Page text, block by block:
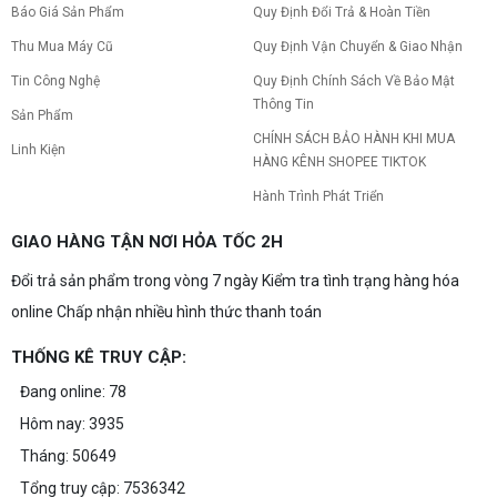
nhân và Cách khắc phục
máy giật lag, giảm tuổi thọ? Tìm hiểu ngay
hoạt động êm ái.
CPU AMD Ryzen 7 7700X3D full box mới
ra mắt: Nhanh, Mạnh, Giá tốt
CPU AMD Ryzen 7 7700X3D chính thức ra mắt
hiệu năng chơi game vượt trội. Khám phá chi tiết
10 Nguyên nhân khiến PC gaming bị tụt
PC gaming bị tụt FPS sau một thời gian? Tìm hiểu
và cách kiểm tra, khắc phục từng bước tại Vi Tính
NVIDIA Hoãn Ra Mắt Dòng RTX 50
nhớ GDDR7 3GB, khi chi phí cao gấp 3 lần so với
Build PC gaming 30 triệu: Cấu hình
Báo Giá Sản Phẩm
Thu Mua Máy Cũ
Tin Công Nghệ
Sản Phẩm
Linh Kiện
Quy Định Đổi Trả & Hoàn Tiền
Quy Định Vận Chuyển & Giao Nhận
Quy Định Chính Sách Về Bảo Mật
Thông Tin
CHÍNH SÁCH BẢO HÀNH KHI MUA
HÀNG KÊNH SHOPEE TIKTOK
Hành Trình Phát Triển
GIAO HÀNG TẬN NƠI HỎA TỐC 2H
Đổi trả sản phẩm trong vòng 7 ngày Kiểm tra tình trạng hàng hóa
online Chấp nhận nhiều hình thức thanh toán
THỐNG KÊ TRUY CẬP:
Đang online: 78
Hôm nay: 3935
Tháng: 50649
Tổng truy cập: 7536342